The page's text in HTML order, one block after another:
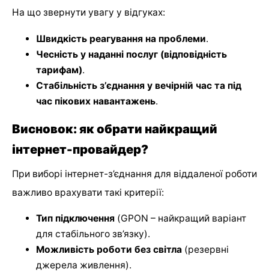
На що звернути увагу у відгуках:
Швидкість реагування на проблеми.
Чесність у наданні послуг (відповідність
тарифам).
Стабільність з’єднання у вечірній час та під
час пікових навантажень.
Висновок: як обрати найкращий
інтернет-провайдер?
При виборі інтернет-з’єднання для віддаленої роботи
важливо врахувати такі критерії:
Тип підключення (GPON – найкращий варіант
для стабільного зв’язку).
Можливість роботи без світла (резервні
джерела живлення).